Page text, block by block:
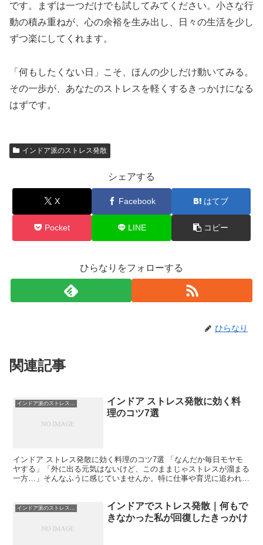
です。まずは一つだけでも試してみてください。小さな行
動の積み重ねが、心の余裕を生み出し、日々の生活を少し
ずつ楽にしてくれます。
「何もしたくない日」こそ、ほんの少しだけ動いてみる。
その一歩が、あなたのストレスを軽くするきっかけになる
はずです。
インドア派のストレス発散
シェアする
X Facebook はてブ
Pocket LINE コピー
ひらなりをフォローする
ひらなり
関連記事
インドア派のストレス発散
インドア ストレス発散に効く料
理のコツ7選
インドア ストレス発散に効く料理のコツ7選 「なんだか毎日モヤモ
ヤする」「外に出る元気はないけど、このままじゃストレスが溜まる
一方…」そんなふうに感じていませんか。特に仕事や育児に追われる
インドア派のストレス発散
インドアでストレス発散｜何もで
きなかった私が回復したきっかけ